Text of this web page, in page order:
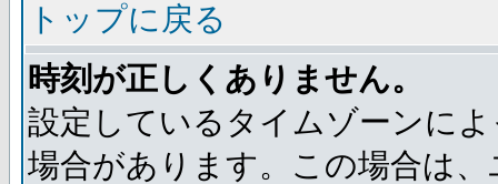
トップに戻る
時刻が正しくありません。
設定しているタイムゾーンに
場合があります。この場合は